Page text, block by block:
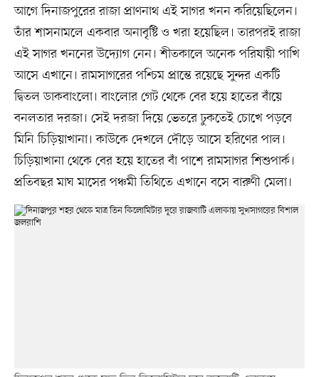
আগে দিনাজপুরের রাজা প্রাণনাথ এই সাগর খনন করিয়েছিলেন।
তাঁর শাসনামলে একবার অনাবৃষ্টি ও খরা হয়েছিল। তারপরই রাজা
এই সাগর খননের উদ্যোগ নেন। শীতকালে অনেক পরিযায়ী পাখি
আসে এখানে। রামসাগরের পশ্চিম প্রান্তে রয়েছে সুন্দর একটি
দ্বিতল ডাকবাংলো। বাংলোর গেট থেকে বের হয়ে হাতের বাঁয়ে
বনলতার দরজা। সেই দরজা দিয়ে ভেতরে ঢুকতেই চোখে পড়বে
মিনি চিড়িয়াখানা। কাউকে দেখলে দৌড়ে আসে হরিণের পাল।
চিড়িয়াখানা থেকে বের হয়ে হাতের বাঁ পাশে রামসাগর শিশুপার্ক।
প্রতিবছর মাঘ মাসের পঞ্চমী তিথিতে এখানে বসে বারুণী মেলা।